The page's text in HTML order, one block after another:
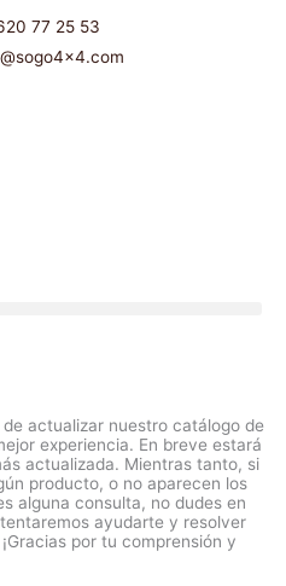
77 25 53
actualizar nuestro catálogo de
experiencia. En breve estará
actualizada. Mientras tanto, si
producto, o no aparecen los
alguna consulta, no dudes en
ayudarte y resolver
por tu comprensión y